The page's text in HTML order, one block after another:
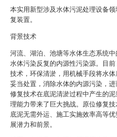
本实用新型涉及水体污泥处理设备
复装置。
背景技术
河流、湖泊、池塘等水体生态系统
水体污染反复的内源性污染源。目
技术，环保清淤，用机械手段将水
妥当处置，消除水体的内源污染，
修复技术在底泥清淤过程中产生的
理能力带来了巨大挑战。原位修复
底泥无需外运、施工实施效率高等
展潜力和前景。